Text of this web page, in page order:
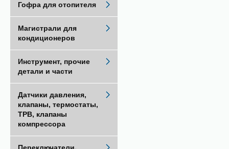
Гофра для отопителя
Магистрали для
кондиционеров
Инструмент, прочие
детали и части
Датчики давления,
клапаны, термостаты,
ТРВ, клапаны
компрессора